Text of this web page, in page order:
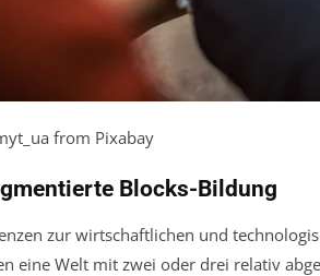
from Pixabay
Blocks-Bildung
zur wirtschaftlichen und
eine Welt mit zwei oder drei relativ